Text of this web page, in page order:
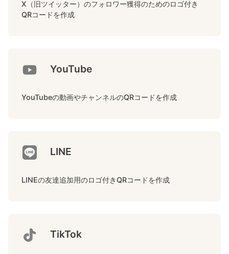
X（旧ツイッター）のフォロワー獲得のためのロゴ付き
QRコードを作成
YouTube
YouTubeの動画やチャンネルのQRコードを作成
LINE
LINEの友達追加用のロゴ付きQRコードを作成
TikTok